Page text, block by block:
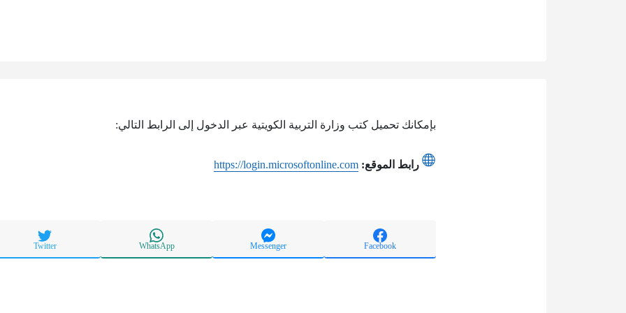
بإمكانك تحميل كتب وزارة التربية الكويتية عبر الدخول إلى الرابط التالي:
رابط الموقع: https://login.microsoftonline.com
Facebook
Messenger
WhatsApp
Twitter